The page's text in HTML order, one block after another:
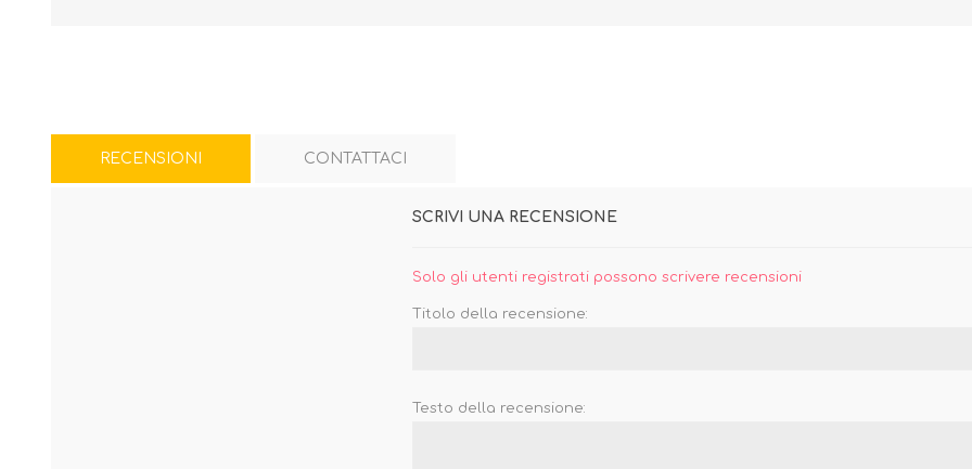
RECENSIONI CONTATTACI
SCRIVI UNA RECENSIONE
Solo gli utenti registrati possono scrivere recensioni
Titolo della recensione:
Testo della recensione: